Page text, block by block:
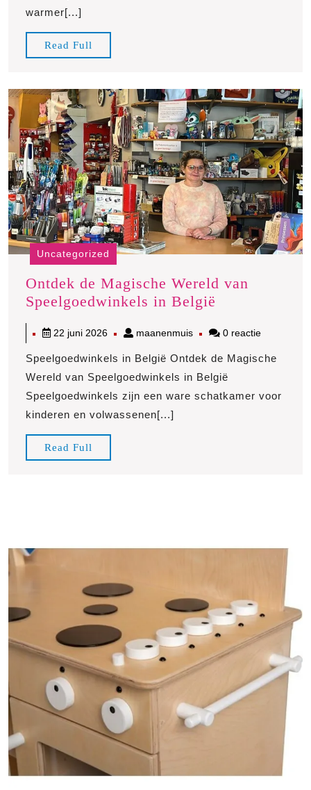
warmer[...]
Read Full
Full
Uncategorized
Ontdek de Magische Wereld van
Speelgoedwinkels in België
Magische
Wereld
van
22 juni 202622
2026
maanenmuismaanenmuis
0 reactie
Speelgoedwinkels in België Ontdek de Magische
Wereld van Speelgoedwinkels in België
Speelgoedwinkels zijn een ware schatkamer voor
kinderen en volwassenen[...]
Read Full
Full